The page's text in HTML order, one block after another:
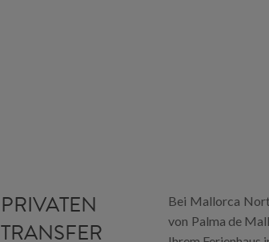
PRIVATEN
TRANSFER
Bei Mallorca
von Palma de